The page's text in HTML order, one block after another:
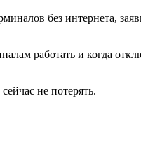
без интернета,
работать и когда
не потерять.